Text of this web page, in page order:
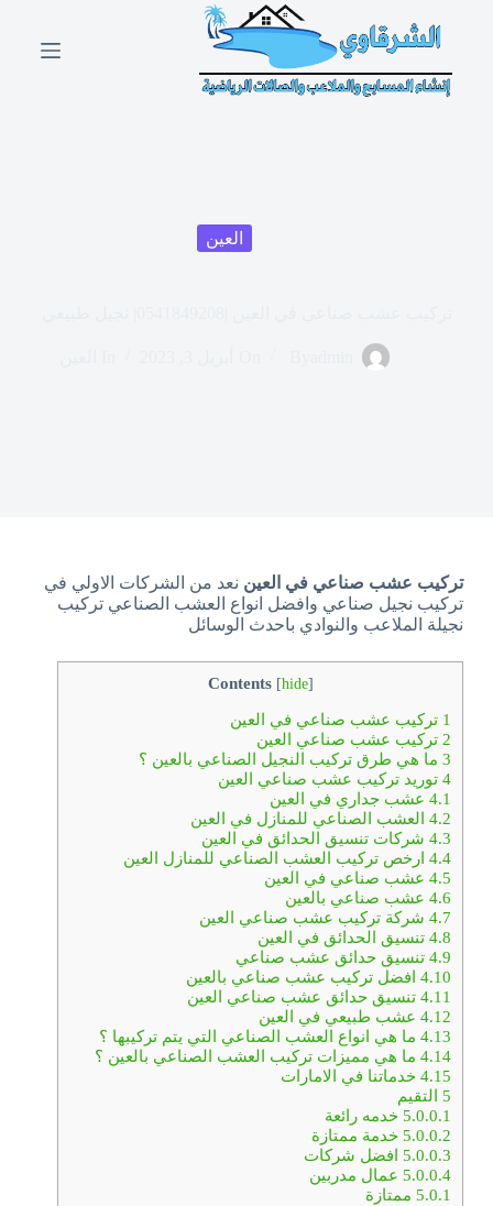
العين
تركيب عشب صناعي في العين نعد من الشركات الاولي في
تركيب نجيل صناعي وافضل انواع العشب الصناعي تركيب
نجيلة الملاعب والنوادي باحدث الوسائل
Contents [hide]
1 تركيب عشب صناعي في العين
2 تركيب عشب صناعي العين
3ما هي طرق تركيب النجيل الصناعي بالعين ؟
4توريد تركيب عشب صناعي العين
4.1عشب جداري في العين
4.2العشب الصناعي للمنازل في العين
4.3شركات تنسيق الحدائق في العين
4.4ارخص تركيب العشب الصناعي للمنازل العين
4.5عشب صناعي في العين
4.6عشب صناعي بالعين
4.7شركة تركيب عشب صناعي العين
4.8تنسيق الحدائق في العين
4.9تنسيق حدائق عشب صناعي
4.10افضل تركيب عشب صناعي بالعين
4.11تنسيق حدائق عشب صناعي العين
4.12عشب طبيعي في العين
4.13ما هي انواع العشب الصناعي التي يتم تركيبها ؟
4.14ما هي مميزات تركيب العشب الصناعي بالعين ؟
4.15خدماتنا في الامارات
5التقيم
5.0.0.1خدمه رائعة
5.0.0.2خدمة ممتازة
5.0.0.3افضل شركات
5.0.0.4عمال مدربين
5.0.1ممتازة